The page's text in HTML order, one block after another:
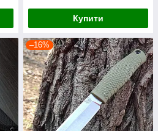
Купити
–16%